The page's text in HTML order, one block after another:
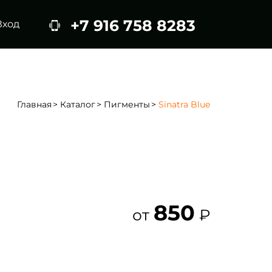
+7 916 758 8283
Главная Каталог Пигменты Sinatra Blue
от 850 ₽